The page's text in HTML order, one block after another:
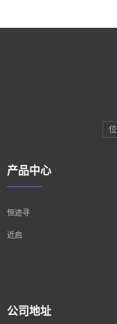
产品中心
恒迹寻
近启
公司地址